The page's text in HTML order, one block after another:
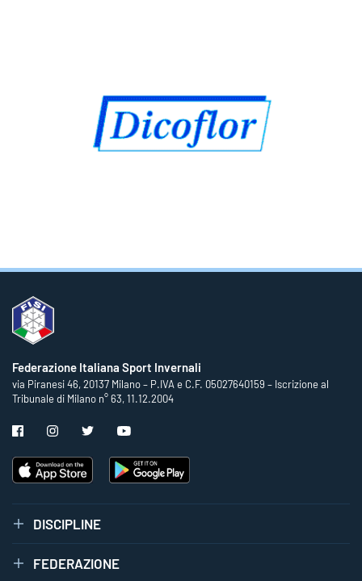
Federazione Italiana Sport Invernali
via Piranesi 46, 20137 Milano – P.IVA e C.F. 05027640159 – Iscrizione al
Tribunale di Milano n° 63, 11.12.2004
DISCIPLINE
FEDERAZIONE